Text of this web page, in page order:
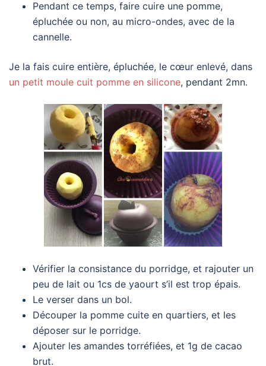
Pendant ce temps, faire cuire une pomme,
épluchée ou non, au micro-ondes, avec de la
cannelle.
Je la fais cuire entière, épluchée, le cœur enlevé, dans
un petit moule cuit pomme en silicone, pendant 2mn.
Vérifier la consistance du porridge, et rajouter un
peu de lait ou 1cs de yaourt s’il est trop épais.
Le verser dans un bol.
Découper la pomme cuite en quartiers, et les
déposer sur le porridge.
Ajouter les amandes torréfiées, et 1g de cacao
brut.